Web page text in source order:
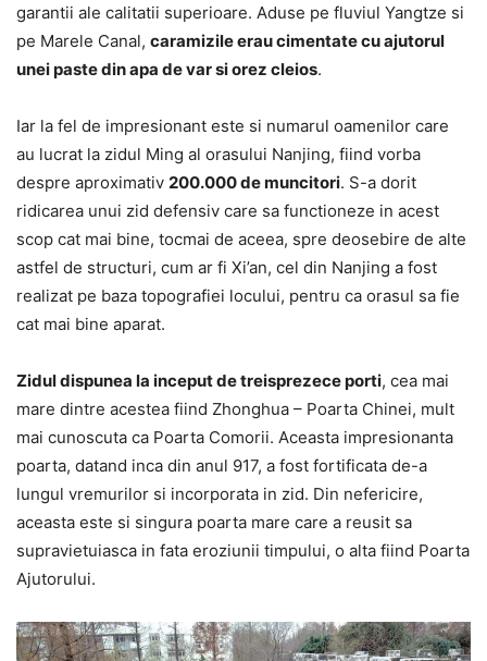
garantii ale calitatii superioare. Aduse pe fluviul Yangtze si
pe Marele Canal, caramizile erau cimentate cu ajutorul
unei paste din apa de var si orez cleios.
Iar la fel de impresionant este si numarul oamenilor care
au lucrat la zidul Ming al orasului Nanjing, fiind vorba
despre aproximativ 200.000 de muncitori. S-a dorit
ridicarea unui zid defensiv care sa functioneze in acest
scop cat mai bine, tocmai de aceea, spre deosebire de alte
astfel de structuri, cum ar fi Xi’an, cel din Nanjing a fost
realizat pe baza topografiei locului, pentru ca orasul sa fie
cat mai bine aparat.
Zidul dispunea la inceput de treisprezece porti, cea mai
mare dintre acestea fiind Zhonghua – Poarta Chinei, mult
mai cunoscuta ca Poarta Comorii. Aceasta impresionanta
poarta, datand inca din anul 917, a fost fortificata de-a
lungul vremurilor si incorporata in zid. Din nefericire,
aceasta este si singura poarta mare care a reusit sa
supravietuiasca in fata eroziunii timpului, o alta fiind Poarta
Ajutorului.